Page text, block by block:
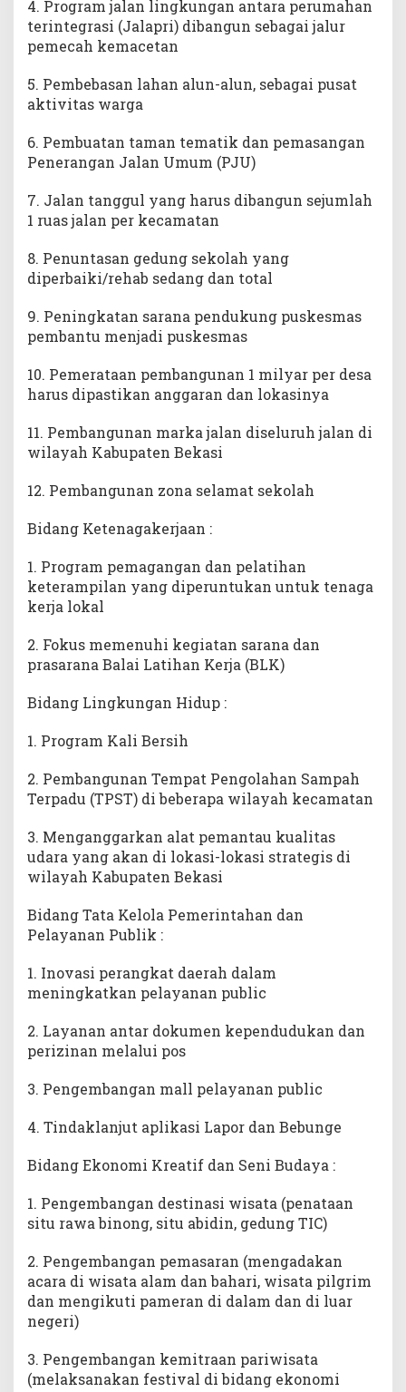
4. Program jalan lingkungan antara perumahan
terintegrasi (Jalapri) dibangun sebagai jalur
pemecah kemacetan
5. Pembebasan lahan alun-alun, sebagai pusat
aktivitas warga
6. Pembuatan taman tematik dan pemasangan
Penerangan Jalan Umum (PJU)
7. Jalan tanggul yang harus dibangun sejumlah
1 ruas jalan per kecamatan
8. Penuntasan gedung sekolah yang
diperbaiki/rehab sedang dan total
9. Peningkatan sarana pendukung puskesmas
pembantu menjadi puskesmas
10. Pemerataan pembangunan 1 milyar per desa
harus dipastikan anggaran dan lokasinya
11. Pembangunan marka jalan diseluruh jalan di
wilayah Kabupaten Bekasi
12. Pembangunan zona selamat sekolah
Bidang Ketenagakerjaan :
1. Program pemagangan dan pelatihan
keterampilan yang diperuntukan untuk tenaga
kerja lokal
2. Fokus memenuhi kegiatan sarana dan
prasarana Balai Latihan Kerja (BLK)
Bidang Lingkungan Hidup :
1. Program Kali Bersih
2. Pembangunan Tempat Pengolahan Sampah
Terpadu (TPST) di beberapa wilayah kecamatan
3. Menganggarkan alat pemantau kualitas
udara yang akan di lokasi-lokasi strategis di
wilayah Kabupaten Bekasi
Bidang Tata Kelola Pemerintahan dan
Pelayanan Publik :
1. Inovasi perangkat daerah dalam
meningkatkan pelayanan public
2. Layanan antar dokumen kependudukan dan
perizinan melalui pos
3. Pengembangan mall pelayanan public
4. Tindaklanjut aplikasi Lapor dan Bebunge
Bidang Ekonomi Kreatif dan Seni Budaya :
1. Pengembangan destinasi wisata (penataan
situ rawa binong, situ abidin, gedung TIC)
2. Pengembangan pemasaran (mengadakan
acara di wisata alam dan bahari, wisata pilgrim
dan mengikuti pameran di dalam dan di luar
negeri)
3. Pengembangan kemitraan pariwisata
(melaksanakan festival di bidang ekonomi